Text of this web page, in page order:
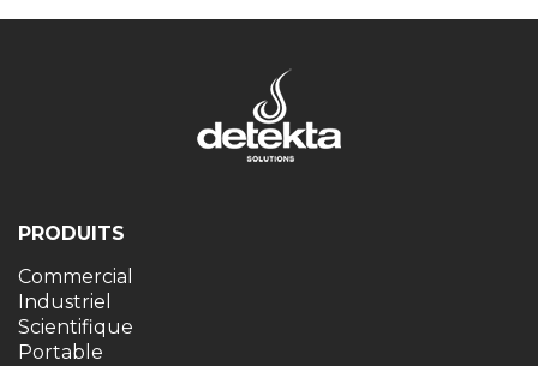
PRODUITS
Commercial
Industriel
Scientifique
Portable